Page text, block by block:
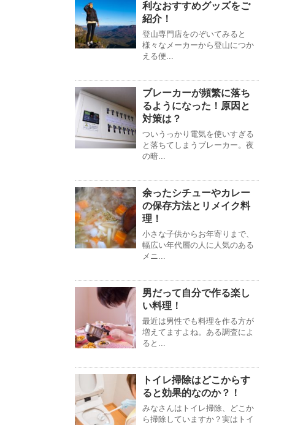
利なおすすめグッズをご
紹介！
登山専門店をのぞいてみると
様々なメーカーから登山につか
える便...
ブレーカーが頻繁に落ち
るようになった！原因と
対策は？
ついうっかり電気を使いすぎる
と落ちてしまうブレーカー。夜
の暗...
余ったシチューやカレー
の保存方法とリメイク料
理！
小さな子供からお年寄りまで、
幅広い年代層の人に人気のある
メニ...
男だって自分で作る楽し
い料理！
最近は男性でも料理を作る方が
増えてますよね。ある調査によ
ると...
トイレ掃除はどこからす
ると効果的なのか？！
みなさんはトイレ掃除、どこか
ら掃除していますか？実はトイ